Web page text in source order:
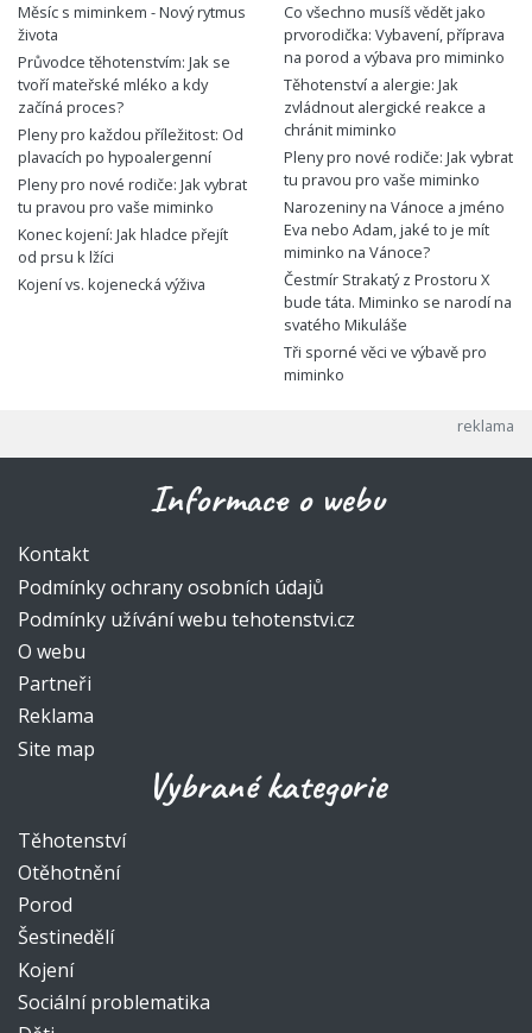
Měsíc s miminkem - Nový rytmus
života
Průvodce těhotenstvím: Jak se
tvoří mateřské mléko a kdy
začíná proces?
Pleny pro každou příležitost: Od
plavacích po hypoalergenní
Pleny pro nové rodiče: Jak vybrat
tu pravou pro vaše miminko
Konec kojení: Jak hladce přejít
od prsu k lžíci
Kojení vs. kojenecká výživa
Co všechno musíš vědět jako
prvorodička: Vybavení, příprava
na porod a výbava pro miminko
Těhotenství a alergie: Jak
zvládnout alergické reakce a
chránit miminko
Pleny pro nové rodiče: Jak vybrat
tu pravou pro vaše miminko
Narozeniny na Vánoce a jméno
Eva nebo Adam, jaké to je mít
miminko na Vánoce?
Čestmír Strakatý z Prostoru X
bude táta. Miminko se narodí na
svatého Mikuláše
Tři sporné věci ve výbavě pro
miminko
Informace o webu
Kontakt
Podmínky ochrany osobních údajů
Podmínky užívání webu tehotenstvi.cz
O webu
Partneři
Reklama
Site map
Vybrané kategorie
Těhotenství
Otěhotnění
Porod
Šestinedělí
Kojení
Sociální problematika